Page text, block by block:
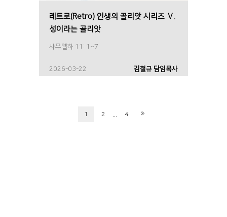
레트로(Retro) 인생의 골리앗 시리즈 Ⅴ.
성이라는 골리앗
사무엘하 11: 1~7
2026-03-22 김철규 담임목사
1 2 4